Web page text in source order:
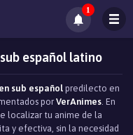
1
español latino
sub español predilecto en
por VerAnimes. En
localizar tu anime de la
y efectiva, sin la necesidad